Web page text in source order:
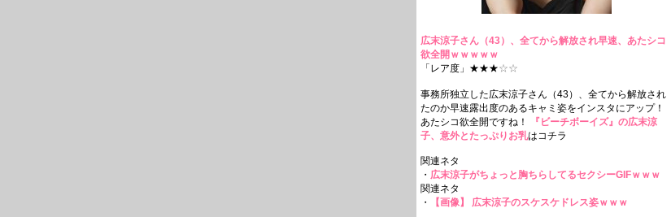
広末涼子さん（43）、全てから解放され早速、あたシコ
欲全開ｗｗｗｗｗ
「レア度」★★★☆☆
事務所独立した広末涼子さん（43）、全てから解放され
たのか早速露出度のあるキャミ姿をインスタにアップ！
あたシコ欲全開ですね！
『ビーチボーイズ』の広末涼
子、意外とたっぷりお乳はコチラ
関連ネタ
・ 広末涼子がちょっと胸ちらしてるセクシーGIFｗｗｗ
関連ネタ
・
【画像】 広末涼子のスケスケドレス姿ｗｗｗ